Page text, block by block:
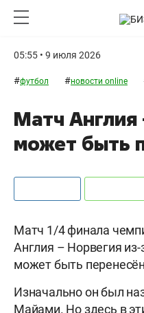
05:55 • 9 июля 2026
#футбол #новости online
Матч Англия
может быть
Матч 1/4 финала
Англия – Норвегия
может быть
Изначально он был
Майами. Но здесь в